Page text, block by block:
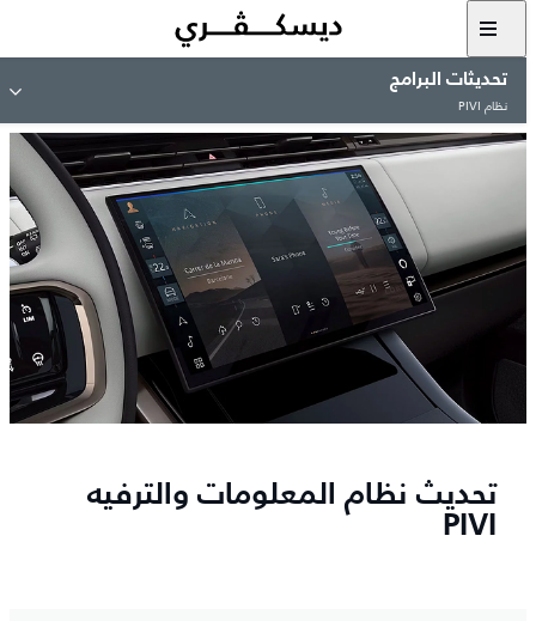
تحديثات البرامج
نظام PIVI
تحديث نظام المعلومات والترفيه
PIVI